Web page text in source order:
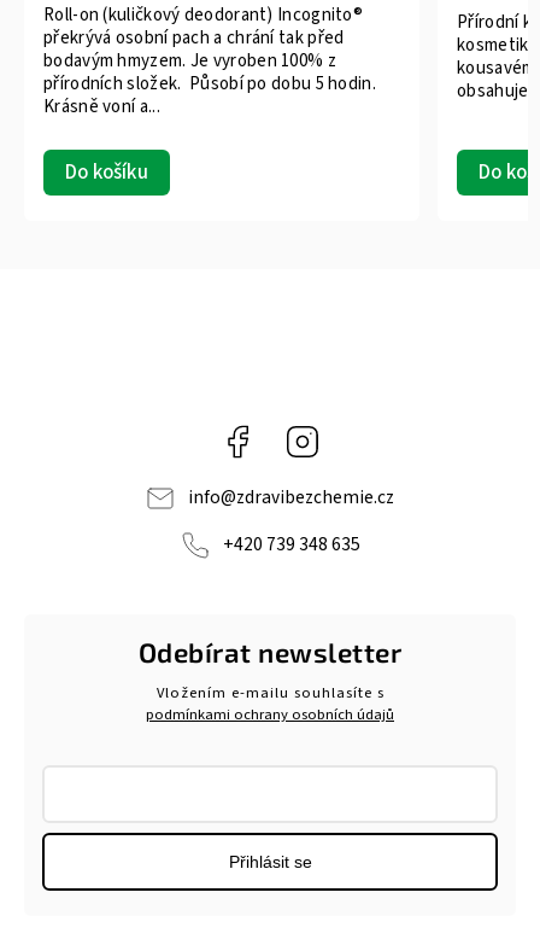
Do košíku
Roll-on (kuličkový deodorant) Incognito®
překrývá osobní pach a chrání tak před
bodavým hmyzem. Je vyroben 100% z
přírodních složek. Působí po dobu 5 hodin.
Krásně voní a...
Do
Přírodní
obsahuje
Facebook
info@zdravibezchemie.cz
+420 739 348 635
Odebírat newsletter
Vložením e-mailu souhlasíte s
podmínkami ochrany osobních údajů
Přihlásit se